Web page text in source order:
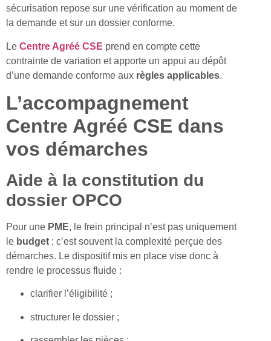
sécurisation repose sur une vérification au moment de
la demande et sur un dossier conforme.
Le Centre Agréé CSE prend en compte cette
contrainte de variation et apporte un appui au dépôt
d’une demande conforme aux règles applicables.
L’accompagnement
Centre Agréé CSE dans
vos démarches
Aide à la constitution du
dossier OPCO
Pour une PME, le frein principal n’est pas uniquement
le budget ; c’est souvent la complexité perçue des
démarches. Le dispositif mis en place vise donc à
rendre le processus fluide :
clarifier l’éligibilité ;
structurer le dossier ;